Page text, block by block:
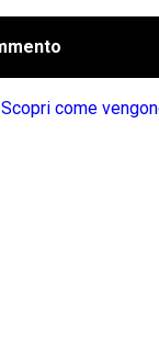
Scopri come